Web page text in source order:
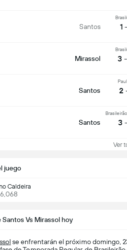
juego
Caldeira
Santos 1
Mirassol 3
Santos 2
Santos 3
Ver
Vs Mirassol hoy
se enfrentarán el próximo domingo,